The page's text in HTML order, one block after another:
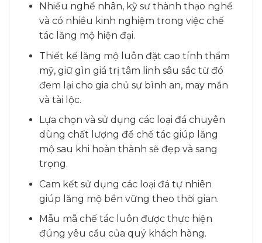
Nhiều nghề nhân, kỹ sư thành thạo nghề
và có nhiều kinh nghiệm trong việc chế
tác lăng mộ hiện đại.
Thiết kế lăng mộ luôn đặt cao tính thẩm
mỹ, giữ gìn giá trị tâm linh sâu sắc từ đó
đem lại cho gia chủ sự bình an, may mắn
và tài lộc.
Lựa chọn và sử dụng các loại đá chuyên
dùng chất lượng để chế tác giúp lăng
mộ sau khi hoàn thành sẽ đẹp và sang
trọng.
Cam kết sử dụng các loại đá tự nhiên
giúp lăng mộ bền vững theo thời gian.
Mẫu mã chế tác luôn được thực hiện
đúng yêu cầu của quý khách hàng.